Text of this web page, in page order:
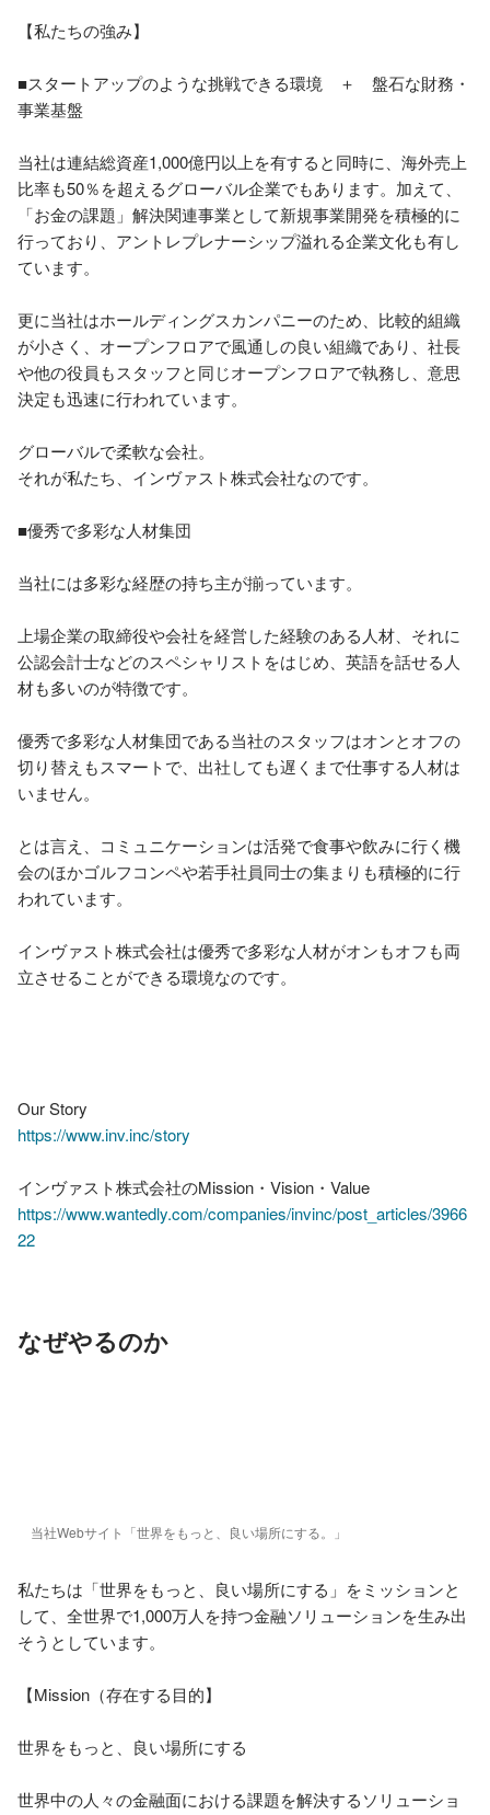
【私たちの強み】
■スタートアップのような挑戦できる環境　＋　盤石な財務・
事業基盤
当社は連結総資産1,000億円以上を有すると同時に、海外売上
比率も50％を超えるグローバル企業でもあります。加えて、
「お金の課題」解決関連事業として新規事業開発を積極的に
行っており、アントレプレナーシップ溢れる企業文化も有し
ています。
更に当社はホールディングスカンパニーのため、比較的組織
が小さく、オープンフロアで風通しの良い組織であり、社長
や他の役員もスタッフと同じオープンフロアで執務し、意思
決定も迅速に行われています。
グローバルで柔軟な会社。
それが私たち、インヴァスト株式会社なのです。
■優秀で多彩な人材集団
当社には多彩な経歴の持ち主が揃っています。
上場企業の取締役や会社を経営した経験のある人材、それに
公認会計士などのスペシャリストをはじめ、英語を話せる人
材も多いのが特徴です。
優秀で多彩な人材集団である当社のスタッフはオンとオフの
切り替えもスマートで、出社しても遅くまで仕事する人材は
いません。
とは言え、コミュニケーションは活発で食事や飲みに行く機
会のほかゴルフコンペや若手社員同士の集まりも積極的に行
われています。
インヴァスト株式会社は優秀で多彩な人材がオンもオフも両
立させることができる環境なのです。
https://www.inv.inc/story
https://www.wantedly.com/companies/invinc/post_articles/3966
22
なぜやるのか
当社Webサイト「世界をもっと、良い場所にする。」
私たちは「世界をもっと、良い場所にする」をミッションと
して、全世界で1,000万人を持つ金融ソリューションを生み出
そうとしています。
【Mission（存在する目的】
世界をもっと、良い場所にする
世界中の人々の金融面における課題を解決するソリューショ